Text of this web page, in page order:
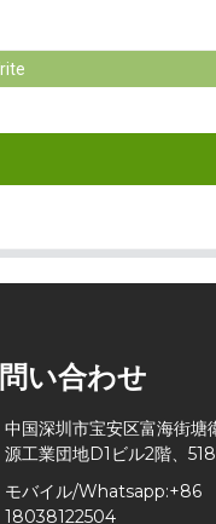
い合わせ
中国深圳市宝安区富海街塘
源工業団地D1ビル2階、
モバイル/Whatsapp:+86
18038122504